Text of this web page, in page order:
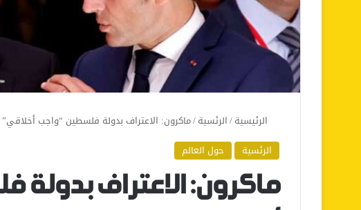
الرئيسية/الرئسية/ماكرون: الاعتراف بدولة فلسطين “واجب
الرئسية
حول العالم
ماكرون: الاعتراف بدولة